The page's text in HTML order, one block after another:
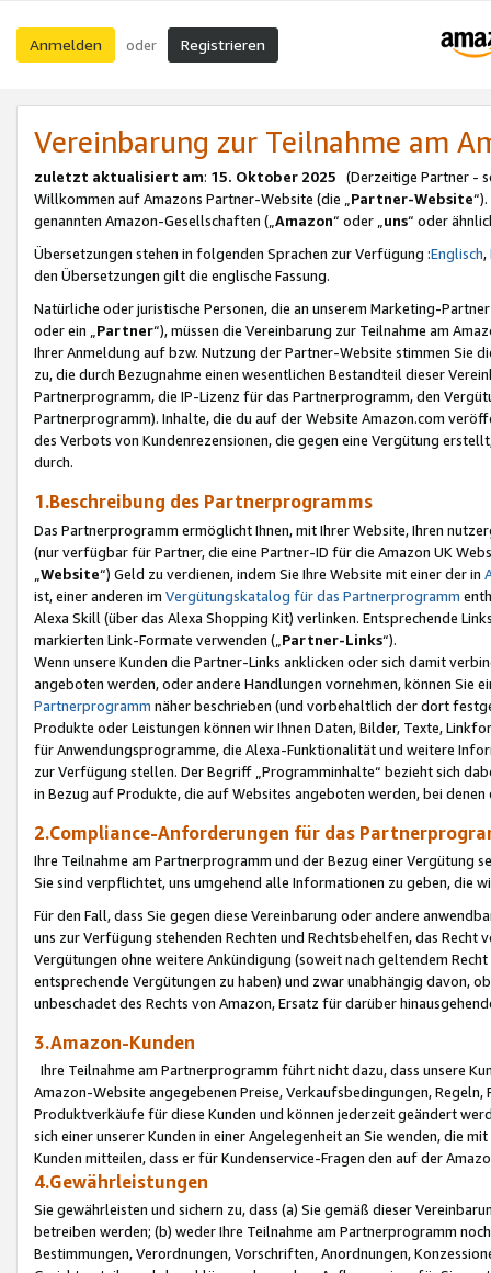
Anmelden oder Registrieren
Vereinbarung zur Teilnahme am
zuletzt aktualisiert am: 15. Oktober 2025 (Derzeitige Partner -
Willkommen auf Amazons Partner-Website (die „Partner-Website
genannten Amazon-Gesellschaften („Amazon“ oder „uns“ oder
Übersetzungen stehen in folgenden Sprachen zur Verfügung :Englisch,
den Übersetzungen gilt die englische Fassung.
Natürliche oder juristische Personen, die an unserem Marketing-
oder ein „Partner“), müssen die Vereinbarung zur Teilnahme am
Ihrer Anmeldung auf bzw. Nutzung der Partner-Website stimmen Sie
zu, die durch Bezugnahme einen wesentlichen Bestandteil dieser
Partnerprogramm, die IP-Lizenz für das Partnerprogramm, den
Partnerprogramm). Inhalte, die du auf der Website Amazon.com
des Verbots von Kundenrezensionen, die gegen eine Vergütung
durch.
1.Beschreibung des Partnerprogramms
Das Partnerprogramm ermöglicht Ihnen, mit Ihrer Website, Ihren
(nur verfügbar für Partner, die eine Partner-ID für die Amazon UK
Website“) Geld zu verdienen, indem Sie Ihre Website mit einer der in
ist, einer anderen im Vergütungskatalog für das Partnerprogramm
Alexa Skill (über das Alexa Shopping Kit) verlinken. Entsprechende
markierten Link-Formate verwenden („ Partner-Links“).
Wenn unsere Kunden die Partner-Links anklicken oder sich damit
angeboten werden, oder andere Handlungen vornehmen, können Sie
Partnerprogramm näher beschrieben (und vorbehaltlich der dort
Produkte oder Leistungen können wir Ihnen Daten, Bilder, Texte,
für Anwendungsprogramme, die Alexa-Funktionalität und weitere
zur Verfügung stellen. Der Begriff „Programminhalte“ bezieht sich
in Bezug auf Produkte, die auf Websites angeboten werden, bei
2.Compliance-Anforderungen für das
Ihre Teilnahme am Partnerprogramm und der Bezug einer Vergütung
Sie sind verpflichtet, uns umgehend alle Informationen zu geben, die
Für den Fall, dass Sie gegen diese Vereinbarung oder andere
uns zur Verfügung stehenden Rechten und Rechtsbehelfen, das
Vergütungen ohne weitere Ankündigung (soweit nach geltendem
entsprechende Vergütungen zu haben) und zwar unabhängig davon,
unbeschadet des Rechts von Amazon, Ersatz für darüber
3.Amazon-Kunden
Ihre Teilnahme am Partnerprogramm führt nicht dazu, dass unsere
Amazon-Website angegebenen Preise, Verkaufsbedingungen,
Produktverkäufe für diese Kunden und können jederzeit geändert
sich einer unserer Kunden in einer Angelegenheit an Sie wenden, die
Kunden mitteilen, dass er für Kundenservice-Fragen den auf der
4.Gewährleistungen
Sie gewährleisten und sichern zu, dass (a) Sie gemäß dieser
betreiben werden; (b) weder Ihre Teilnahme am Partnerprogramm
Bestimmungen, Verordnungen, Vorschriften, Anordnungen,